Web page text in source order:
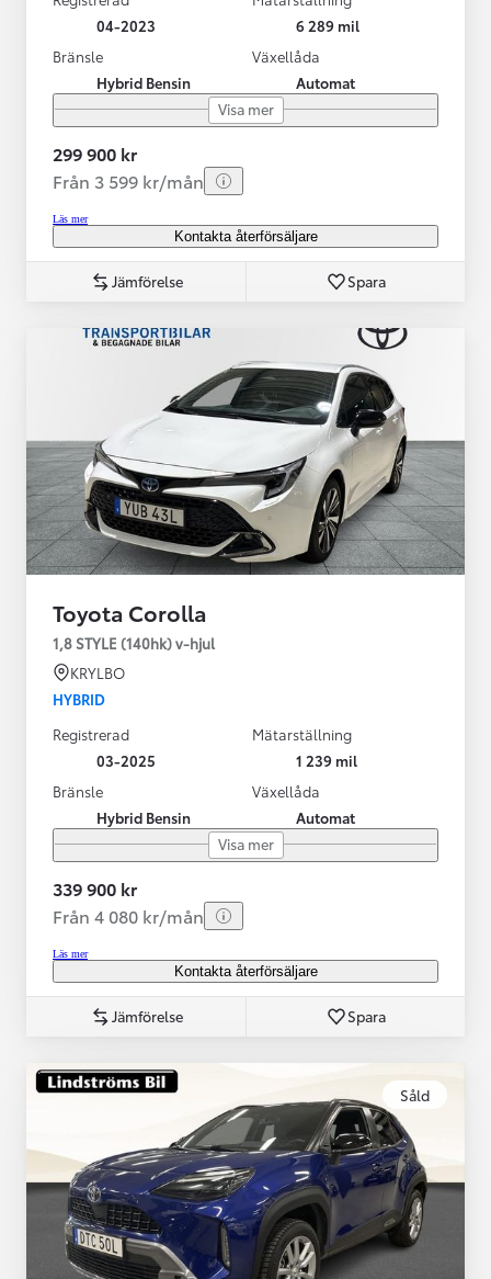
04-2023
6 289 mil
Bränsle
Hybrid Bensin
Växellåda
Automat
Visa mer
299 900 kr
Från 3 599 kr/mån
Läs mer
Kontakta återförsäljare
Jämförelse Spara
Toyota Corolla
1,8 STYLE (140hk) v-hjul
KRYLBO
HYBRID
Registrerad
03-2025
Mätarställning
1 239 mil
Bränsle
Hybrid Bensin
Växellåda
Automat
Visa mer
339 900 kr
Från 4 080 kr/mån
Läs mer
Kontakta återförsäljare
Jämförelse Spara
Såld